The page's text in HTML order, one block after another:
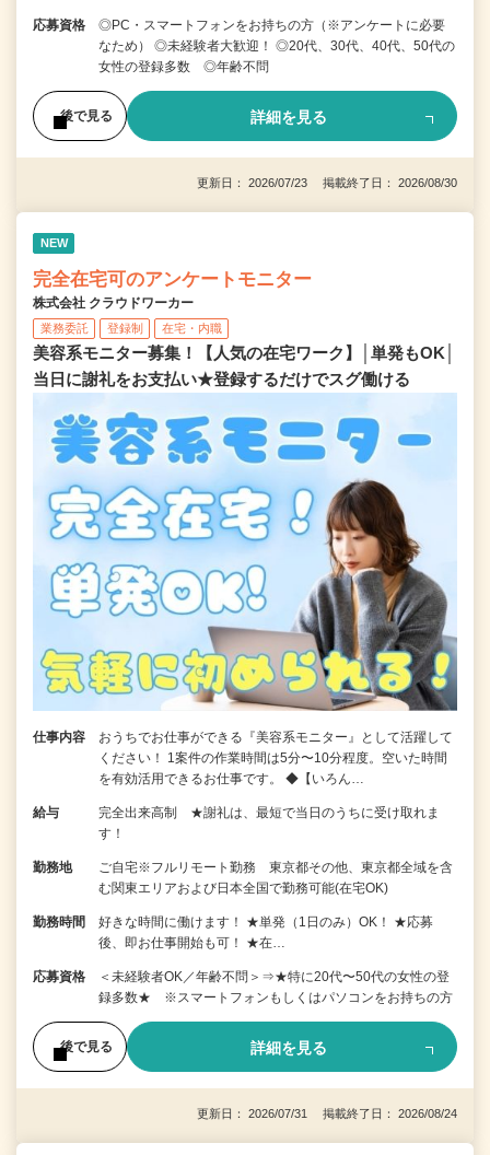
応募資格
◎PC・スマートフォンをお持ちの方（※アンケートに必要
なため） ◎未経験者大歓迎！ ◎20代、30代、40代、50代の
女性の登録多数 ◎年齢不問
後で見る 詳細を見る
更新日： 2026/07/23 掲載終了日： 2026/08/30
NEW
完全在宅可のアンケートモニター
株式会社 クラウドワーカー
業務委託 登録制 在宅・内職
美容系モニター募集！【人気の在宅ワーク】│単発もOK│
当日に謝礼をお支払い★登録するだけでスグ働ける
仕事内容
おうちでお仕事ができる『美容系モニター』として活躍して
ください！ 1案件の作業時間は5分〜10分程度。空いた時間
を有効活用できるお仕事です。 ◆【いろん…
給与
完全出来高制 ★謝礼は、最短で当日のうちに受け取れま
す！
勤務地
ご自宅※フルリモート勤務 東京都その他、東京都全域を含
む関東エリアおよび日本全国で勤務可能(在宅OK)
勤務時間
好きな時間に働けます！ ★単発（1日のみ）OK！ ★応募
後、即お仕事開始も可！ ★在…
応募資格
＜未経験者OK／年齢不問＞⇒★特に20代〜50代の女性の登
録多数★ ※スマートフォンもしくはパソコンをお持ちの方
後で見る 詳細を見る
更新日： 2026/07/31 掲載終了日： 2026/08/24